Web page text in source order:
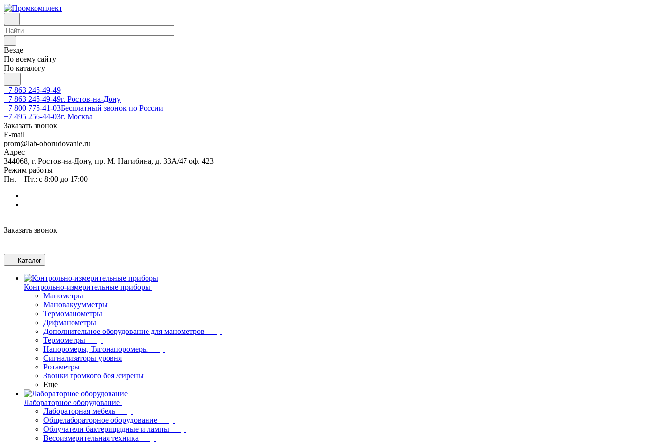
Везде
По всему сайту
По каталогу
+7 863 245-49-49
+7 863 245-49-49г. Ростов-на-Дону
+7 800 775-41-03Бесплатный звонок по России
+7 495 256-44-03г. Москва
Заказать звонок
E-mail
prom@lab-oborudovanie.ru
Адрес
344068, г. Ростов-на-Дону, пр. М. Нагибина, д. 33А/47 оф. 423
Режим работы
Пн. – Пт.: с 8:00 до 17:00
Заказать звонок
Каталог
Контрольно-измерительные приборы
Манометры
Мановакуумметры
Термоманометры
Дифманометры
Дополнительное оборудование для манометров
Термометры
Напоромеры, Тягонапоромеры
Сигнализаторы уровня
Ротаметры
Звонки громкого боя /сирены
Еще
Лабораторное оборудование
Лабораторная мебель
Общелабораторное оборудование
Облучатели бактерицидные и лампы
Весоизмерительная техника